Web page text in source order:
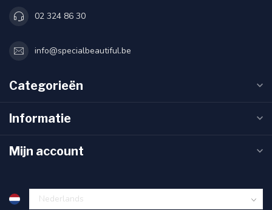
02 324 86 30
info@specialbeautiful.be
Categorieën
Informatie
Mijn account